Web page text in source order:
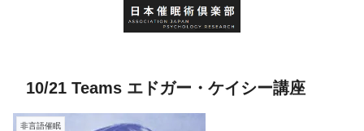
10/21 Teams エドガー・ケイシー講座
非言語催眠